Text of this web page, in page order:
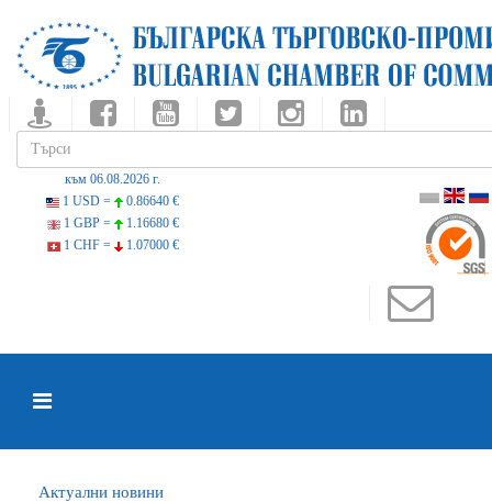
към 06.08.2026 г.
1 USD =
0.86640 €
1 GBP =
1.16680 €
1 CHF =
1.07000 €
Актуални новини